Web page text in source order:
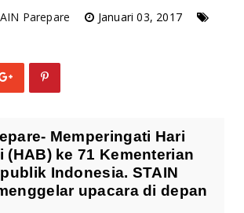
Parepare
Januari 03, 2017
Memperingati Hari
(HAB) ke 71 Kementerian
Indonesia. STAIN
upacara di depan